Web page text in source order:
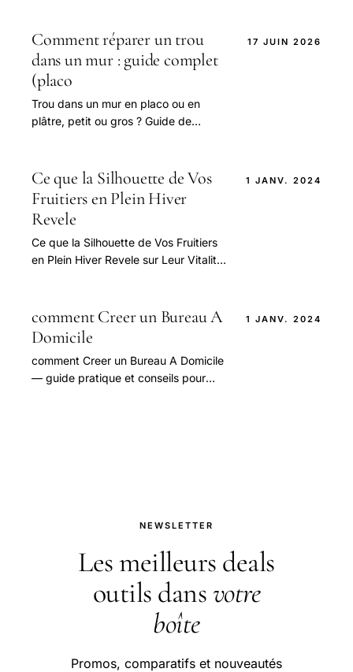
Comment réparer un trou
dans un mur : guide complet
(placo
Trou dans un mur en placo ou en
plâtre, petit ou gros ? Guide de
peinture.
17 JUIN 2026
Ce que la Silhouette de Vos
Fruitiers en Plein Hiver
Revele
Ce que la Silhouette de Vos Fruitiers
en Plein Hiver Revele sur Leur Vitalite
1 JANV. 2024
comment Creer un Bureau A
Domicile
comment Creer un Bureau A Domicile
— guide pratique et conseils pour
1 JANV. 2024
NEWSLETTER
Les meilleurs deals
outils dansvotre
boîte
Promos, comparatifs et nouveautés